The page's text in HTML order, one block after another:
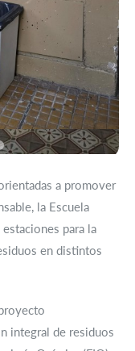
a promover
la Escuela
para la
en distintos
integral de residuos